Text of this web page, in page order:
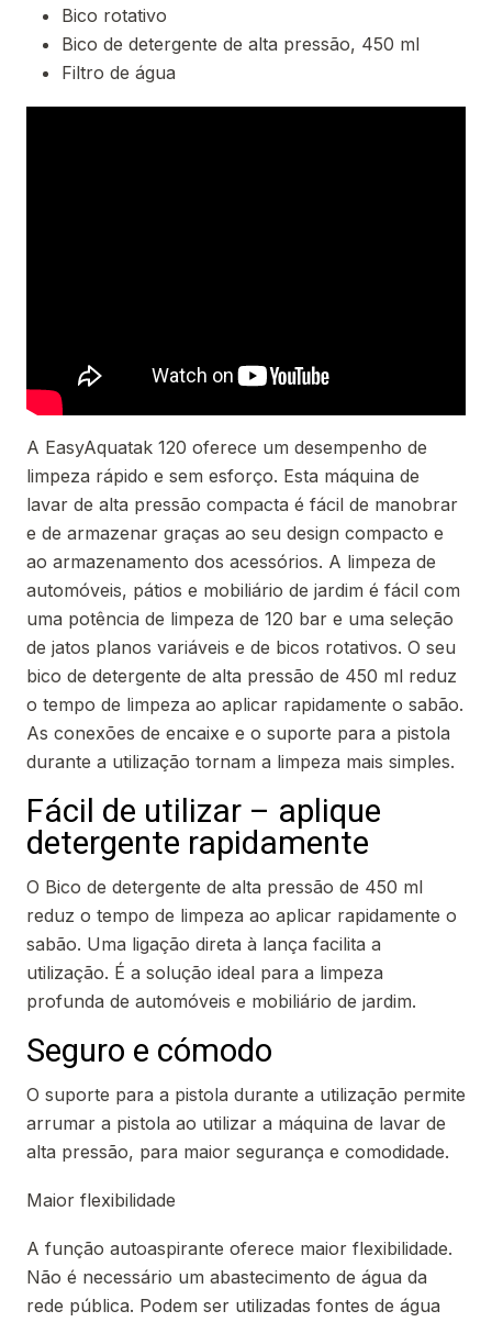
Bico rotativo
Bico de detergente de alta pressão, 450 ml
Filtro de água
A EasyAquatak 120 oferece um desempenho de
limpeza rápido e sem esforço. Esta máquina de
lavar de alta pressão compacta é fácil de manobrar
e de armazenar graças ao seu design compacto e
ao armazenamento dos acessórios. A limpeza de
automóveis, pátios e mobiliário de jardim é fácil com
uma potência de limpeza de 120 bar e uma seleção
de jatos planos variáveis e de bicos rotativos. O seu
bico de detergente de alta pressão de 450 ml reduz
o tempo de limpeza ao aplicar rapidamente o sabão.
As conexões de encaixe e o suporte para a pistola
durante a utilização tornam a limpeza mais simples.
Fácil de utilizar – aplique
detergente rapidamente
O Bico de detergente de alta pressão de 450 ml
reduz o tempo de limpeza ao aplicar rapidamente o
sabão. Uma ligação direta à lança facilita a
utilização. É a solução ideal para a limpeza
profunda de automóveis e mobiliário de jardim.
Seguro e cómodo
O suporte para a pistola durante a utilização permite
arrumar a pistola ao utilizar a máquina de lavar de
alta pressão, para maior segurança e comodidade.
Maior flexibilidade
A função autoaspirante oferece maior flexibilidade.
Não é necessário um abastecimento de água da
rede pública. Podem ser utilizadas fontes de água